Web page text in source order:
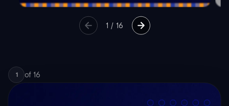
1 / 16
1 of 16